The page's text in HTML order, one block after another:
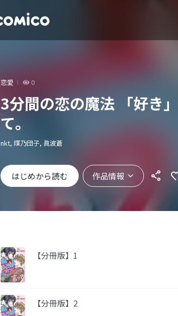
恋愛 0
3分間の恋の魔法 「好き
て。
nkt, 煤乃団子, 眞波蒼
はじめから読む 作品情報
【分冊版】1
【分冊版】2